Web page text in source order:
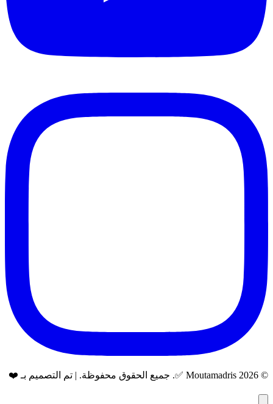
© 2026 Moutamadris ✅. جميع الحقوق محفوظة. | تم التصميم بـ ❤️